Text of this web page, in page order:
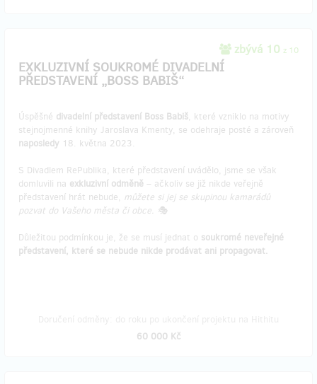
zbývá 10 z 10
EXKLUZIVNÍ SOUKROMÉ DIVADELNÍ
PŘEDSTAVENÍ „BOSS BABIŠ“
Úspěšné divadelní představení Boss Babiš, které vzniklo na motivy
stejnojmenné knihy Jaroslava Kmenty, se odehraje posté a zároveň
naposledy 18. května 2023.
S Divadlem RePublika, které představení uvádělo, jsme se však
domluvili na exkluzivní odměně – ačkoliv se již nikde veřejně
představení hrát nebude, můžete si jej se skupinou kamarádů
pozvat do Vašeho města či obce. 🎭
Důležitou podmínkou je, že se musí jednat o soukromé neveřejné
představení, které se nebude nikde prodávat ani propagovat.
60 000 Kč